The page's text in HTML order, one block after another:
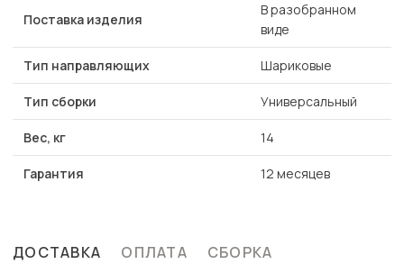
Поставка изделия
В разобранном
виде
Тип направляющих Шариковые
Тип сборки Универсальный
Вес, кг 14
Гарантия 12 месяцев
ДОСТАВКА ОПЛАТА СБОРКА